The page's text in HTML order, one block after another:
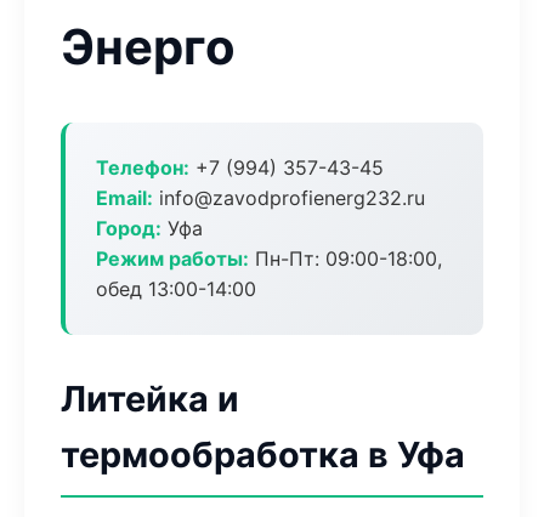
Энерго
Телефон: +7 (994) 357-43-45
Email: info@zavodprofienerg232.ru
Город: Уфа
Режим работы: Пн-Пт: 09:00-18:00,
обед 13:00-14:00
Литейка и
термообработка в Уфа